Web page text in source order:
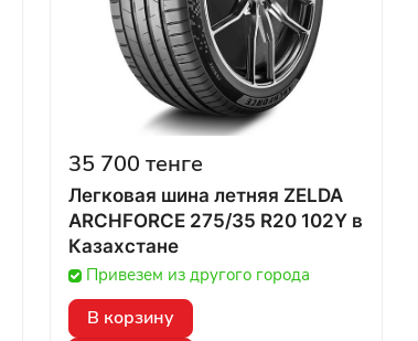
35 700 тенге
Легковая шина летняя ZELDA
ARCHFORCE 275/35 R20 102Y в
Казахстане
Привезем из другого города
В корзину